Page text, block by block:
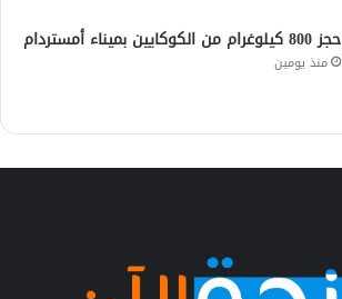
حجز 800 كيلوغرام من الكوكايين بميناء أمستردام
منذ يومين